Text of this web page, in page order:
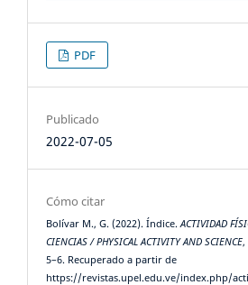
PDF
Publicado
2022-07-05
Cómo citar
Bolívar M., G. (2022). Índice.ACTIVIDAD
CIENCIAS / PHYSICAL ACTIVITY AND SCIENCE,
5–6. Recuperado a partir de
https://revistas.upel.edu.ve/index.php/